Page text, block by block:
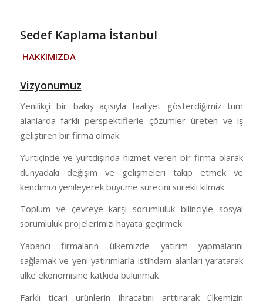
Sedef Kaplama İstanbul
HAKKIMIZDA
Vizyonumuz
Yenilikçi bir bakış açısıyla faaliyet gösterdiğimiz tüm
alanlarda farklı perspektiflerle çözümler üreten ve iş
geliştiren bir firma olmak
Yurtiçinde ve yurtdışında hizmet veren bir firma olarak
dünyadaki değişim ve gelişmeleri takip etmek ve
kendimizi yenileyerek büyüme sürecini sürekli kılmak
Toplum ve çevreye karşı sorumluluk bilinciyle sosyal
sorumluluk projelerimizi hayata geçirmek
Yabancı firmaların ülkemizde yatırım yapmalarını
sağlamak ve yeni yatırımlarla istihdam alanları yaratarak
ülke ekonomisine katkıda bulunmak
Farklı ticari ürünlerin ihracatını arttırarak ülkemizin